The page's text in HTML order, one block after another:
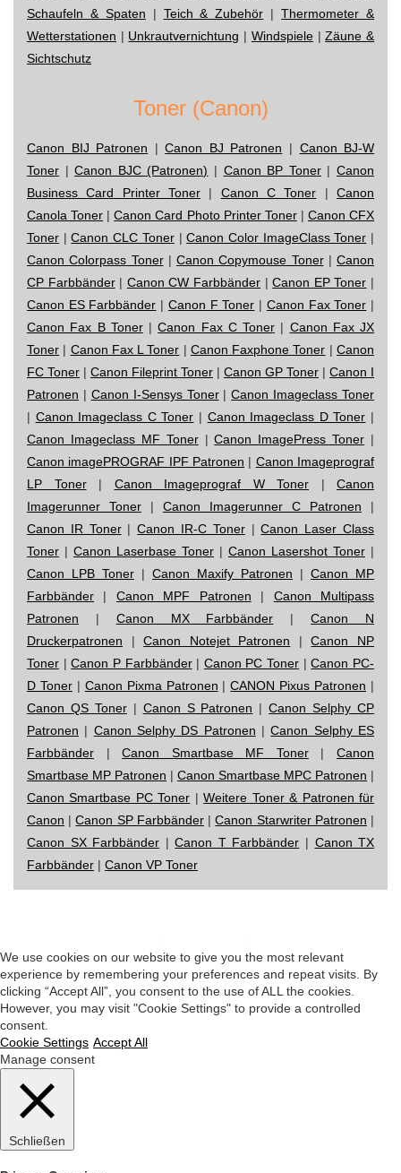
Schaufeln & Spaten | Teich & Zubehör |Thermometer &
Wetterstationen | Unkrautvernichtung | Windspiele|Zäune &
Sichtschutz
Toner (Canon)
Canon BIJ Patronen |Canon BJ Patronen | Canon BJ-W
Toner |Canon BJC (Patronen) | Canon BP Toner|Canon
Business Card Printer Toner | Canon C Toner |Canon
Canola Toner |Canon Card Photo Printer Toner| Canon CFX
Toner |Canon CLC Toner|Canon Color ImageClass Toner |
Canon Colorpass Toner| Canon Copymouse Toner| Canon
CP Farbbänder| Canon CW Farbbänder |Canon EP Toner |
Canon ES Farbbänder | Canon F Toner | Canon Fax Toner |
Canon Fax B Toner|Canon Fax C Toner | Canon Fax JX
Toner | Canon Fax L Toner | Canon Faxphone Toner |Canon
FC Toner | Canon Fileprint Toner | Canon GP Toner | Canon I
Patronen | Canon I-Sensys Toner|Canon Imageclass Toner
| Canon Imageclass C Toner | Canon Imageclass D Toner |
Canon Imageclass MF Toner|Canon ImagePress Toner |
Canon imagePROGRAF IPF Patronen | Canon Imageprograf
LP Toner| Canon Imageprograf W Toner | Canon
Imagerunner Toner | Canon Imagerunner C Patronen |
Canon IR Toner|Canon IR-C Toner|Canon Laser Class
Toner | Canon Laserbase Toner | Canon Lasershot Toner |
Canon LPB Toner | Canon Maxify Patronen | Canon MP
Farbbänder | Canon MPF Patronen | Canon Multipass
Patronen | Canon MX Farbbänder |Canon N
Druckerpatronen |Canon Notejet Patronen |Canon NP
Toner |Canon P Farbbänder| Canon PC Toner |Canon PC-
D Toner| Canon Pixma Patronen |CANON Pixus Patronen |
Canon QS Toner| Canon S Patronen |Canon Selphy CP
Patronen | Canon Selphy DS Patronen |Canon Selphy ES
Farbbänder |Canon Smartbase MF Toner|Canon
Smartbase MP Patronen | Canon Smartbase MPC Patronen |
Canon Smartbase PC Toner |Weitere Toner & Patronen für
Canon |Canon SP Farbbänder|Canon Starwriter Patronen |
Canon SX Farbbänder |Canon T Farbbänder | Canon TX
Farbbänder | Canon VP Toner
We use cookies on our website to give you the most relevant
experience by remembering your preferences and repeat visits. By
clicking “Accept All”, you consent to the use of ALL the cookies.
However, you may visit "Cookie Settings" to provide a controlled
consent.
Cookie Settings Accept All
Manage consent
Schließen